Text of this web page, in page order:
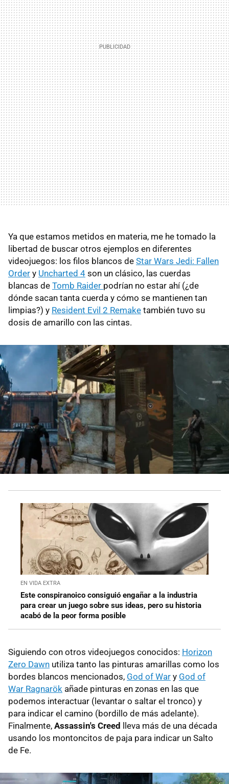
Ya que estamos metidos en materia, me he tomado la
libertad de buscar otros ejemplos en diferentes
videojuegos: los filos blancos de Star Wars Jedi: Fallen
Order y Uncharted 4 son un clásico, las cuerdas
blancas de Tomb Raider podrían no estar ahí (¿de
dónde sacan tanta cuerda y cómo se mantienen tan
limpias?) y Resident Evil 2 Remake también tuvo su
dosis de amarillo con las cintas.
EN VIDA EXTRA
Este conspiranoico consiguió engañar a la industria
para crear un juego sobre sus ideas, pero su historia
acabó de la peor forma posible
Siguiendo con otros videojuegos conocidos: Horizon
Zero Dawn utiliza tanto las pinturas amarillas como los
bordes blancos mencionados, God of War y God of
War Ragnarök añade pinturas en zonas en las que
podemos interactuar (levantar o saltar el tronco) y
para indicar el camino (bordillo de más adelante).
Finalmente, Assassin's Creed
lleva más de una década
usando los montoncitos de paja para indicar un Salto
de Fe.